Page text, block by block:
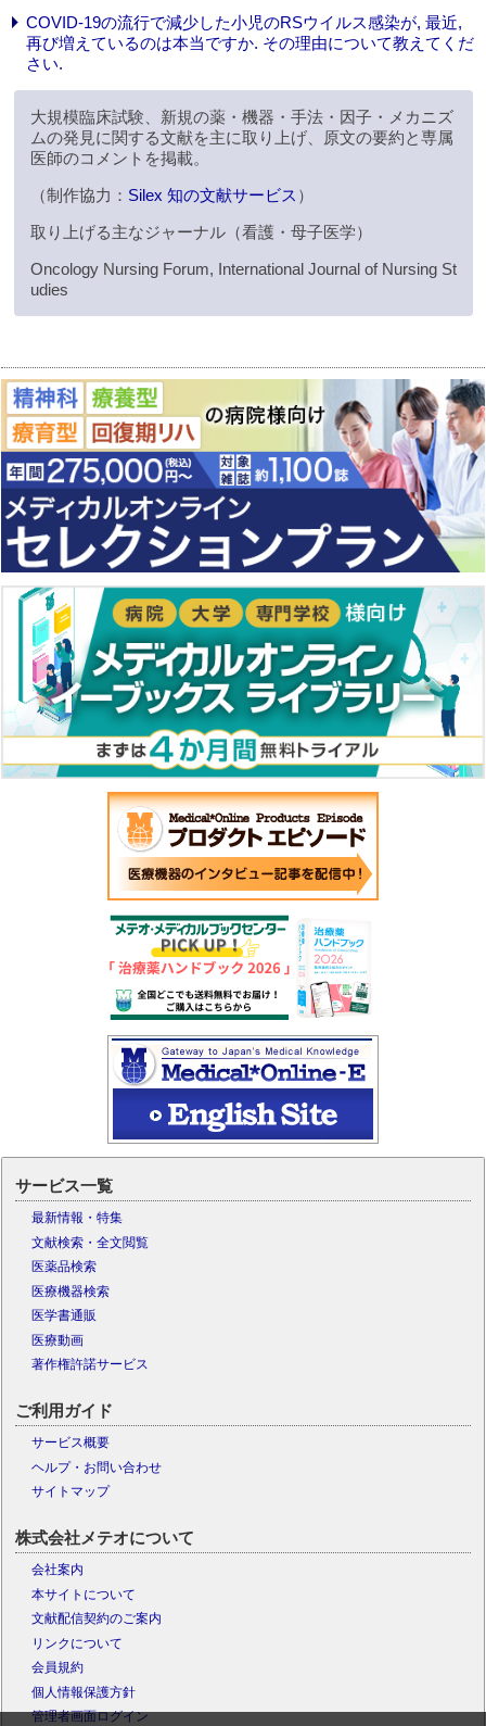
COVID-19の流行で減少した小児のRSウイルス感染が, 最近,
再び増えているのは本当ですか. その理由について教えてくだ
さい.
大規模臨床試験、新規の薬・機器・手法・因子・メカニズ
ムの発見に関する文献を主に取り上げ、原文の要約と専属
医師のコメントを掲載。
（制作協力： Silex 知の文献サービス ）
取り上げる主なジャーナル（看護・母子医学）
Oncology Nursing Forum, International Journal of Nursing St
udies
サービス一覧
最新情報・特集
文献検索・全文閲覧
医薬品検索
医療機器検索
医学書通販
医療動画
著作権許諾サービス
ご利用ガイド
サービス概要
ヘルプ・お問い合わせ
サイトマップ
株式会社メテオについて
会社案内
本サイトについて
文献配信契約のご案内
リンクについて
会員規約
個人情報保護方針
管理者画面ログイン